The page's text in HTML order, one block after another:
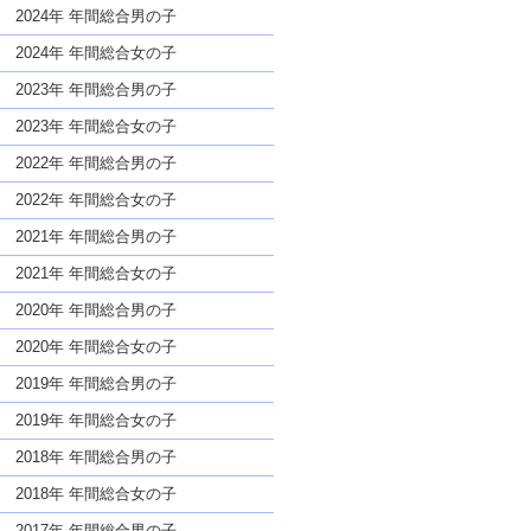
名前であっても奇抜すぎない
2024年 年間総合男の子
2024年 年間総合女の子
2023年 年間総合男の子
2023年 年間総合女の子
2022年 年間総合男の子
2022年 年間総合女の子
2021年 年間総合男の子
2021年 年間総合女の子
2020年 年間総合男の子
2020年 年間総合女の子
2019年 年間総合男の子
2019年 年間総合女の子
2018年 年間総合男の子
2018年 年間総合女の子